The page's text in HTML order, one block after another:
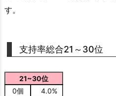
す。
支持率総合21～30位
21~30位
0個
4.0%